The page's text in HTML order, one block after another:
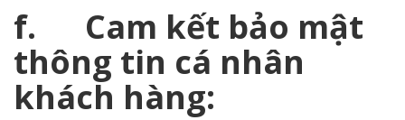
f. Cam kết bảo mật
thông tin cá nhân
khách hàng: